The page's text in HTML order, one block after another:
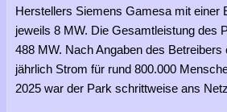
Herstellers Siemens Gamesa mit einer
jeweils 8 MW. Die Gesamtleistung des
488 MW. Nach Angaben des Betreibers
jährlich Strom für rund 800.000
2025 war der Park schrittweise ans